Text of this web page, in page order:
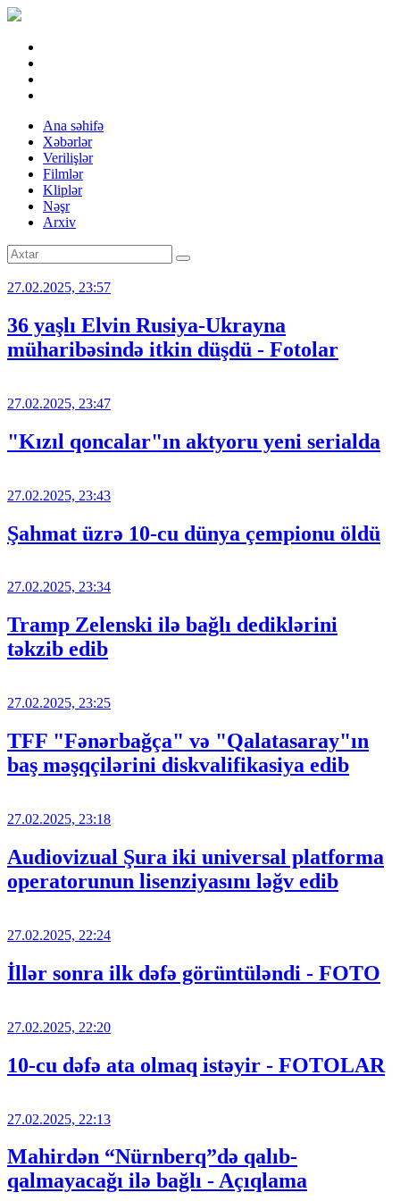
Ana səhifə
Xəbərlər
Verilişlər
Filmlər
Kliplər
Nəşr
Arxiv
27.02.2025, 23:57
36 yaşlı Elvin Rusiya-Ukrayna
müharibəsində itkin düşdü - Fotolar
27.02.2025, 23:47
"Kızıl qoncalar"ın aktyoru yeni serialda
27.02.2025, 23:43
Şahmat üzrə 10-cu dünya çempionu öldü
27.02.2025, 23:34
Tramp Zelenski ilə bağlı dediklərini
təkzib edib
27.02.2025, 23:25
TFF "Fənərbağça" və "Qalatasaray"ın
baş məşqçilərini diskvalifikasiya edib
27.02.2025, 23:18
Audiovizual Şura iki universal platforma
operatorunun lisenziyasını ləğv edib
27.02.2025, 22:24
İllər sonra ilk dəfə görüntüləndi - FOTO
27.02.2025, 22:20
10-cu dəfə ata olmaq istəyir - FOTOLAR
27.02.2025, 22:13
Mahirdən “Nürnberq”də qalıb-
qalmayacağı ilə bağlı - Açıqlama